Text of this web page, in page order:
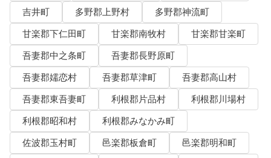
吉井町
多野郡上野村
多野郡神流町
甘楽郡下仁田町
甘楽郡南牧村
甘楽郡甘楽町
吾妻郡中之条町
吾妻郡長野原町
吾妻郡嬬恋村
吾妻郡草津町
吾妻郡高山村
吾妻郡東吾妻町
利根郡片品村
利根郡川場村
利根郡昭和村
利根郡みなかみ町
佐波郡玉村町
邑楽郡板倉町
邑楽郡明和町